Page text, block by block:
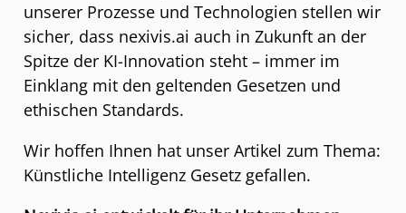
unserer Prozesse und Technologien stellen wir
sicher, dass nexivis.ai auch in Zukunft an der
Spitze der KI-Innovation steht – immer im
Einklang mit den geltenden Gesetzen und
ethischen Standards.
Wir hoffen Ihnen hat unser Artikel zum Thema:
Künstliche Intelligenz Gesetz gefallen.